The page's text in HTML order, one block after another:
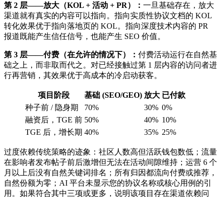
第 2 层——放大（KOL + 活动 + PR）： 一旦基础存在，放大
渠道就有真实的内容可以指向。指向实质性协议文档的 KOL
转化效果优于指向落地页的 KOL。指向深度技术内容的 PR
报道既能产生信任信号，也能产生 SEO 价值。
第 3 层——付费（在允许的情况下）： 付费活动运行在自然基
础之上，而非取而代之。对已经接触过第 1 层内容的访问者进
行再营销，其效果优于高成本的冷启动获客。
项目阶段 基础 (SEO/GEO) 放大 已付款
种子前 / 隐身期
70% 30% 0%
融资后，TGE 前 50% 40% 10%
TGE 后，增长期 40% 35% 25%
过度依赖传统策略的迹象：社区人数高但活跃钱包数低；流量
在影响者发布帖子前后激增但无法在活动间隙维持；运营 6 个
月以上后没有自然关键词排名；所有归因都流向付费或推荐，
自然份额为零；AI 平台未显示您的协议名称或核心用例的引
用。如果符合其中三项或更多，说明该项目存在渠道依赖问